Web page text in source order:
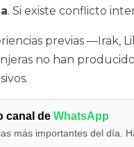
. Si existe conflicto
previas —Irak,
no han
canal de WhatsApp
más importantes del día.